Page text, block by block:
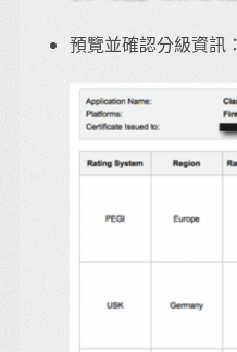
預覽並確認分級資訊：